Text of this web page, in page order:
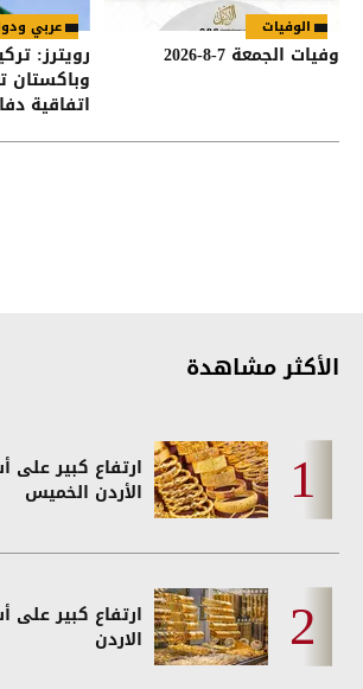
الوفيات
وفيات الجمعة 7-8-2026
عربي
رويترز:
وباكستان
اتفاقية
الأكثر مشاهدة
ارتفاع كبير
الأردن الخميس
ارتفاع كبير
الاردن